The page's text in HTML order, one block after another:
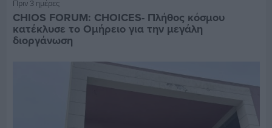
Πριν 3 ημέρες
CHIOS FORUM: CHOICES- Πλήθος κόσμου
κατέκλυσε το Ομήρειο για την μεγάλη
διοργάνωση